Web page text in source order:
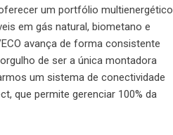
um portfólio multienergético
em gás natural, biometano e
avança de forma consistente
de ser a única montadora
um sistema de conectividade
que permite gerenciar 100% da